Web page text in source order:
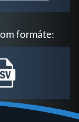
formáte: